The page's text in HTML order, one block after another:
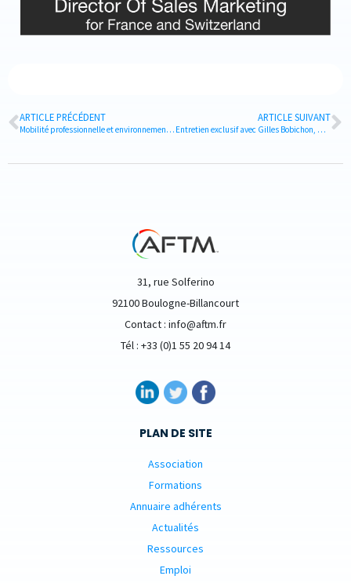
ARTICLE PRÉCÉDENT
Mobilité professionnelle et environnement : enjeux et perspectives – Atelier des connaissances
ARTICLE SUIVANT
Entretien exclusif avec Gilles Bobichon, Directeur activité Notilus et co-fondateur DIMO Software
31, rue Solferino
92100 Boulogne-Billancourt
Contact : info@aftm.fr
Tél : +33 (0)1 55 20 94 14
PLAN DE SITE
Association
Formations
Annuaire adhérents
Actualités
Ressources
Emploi